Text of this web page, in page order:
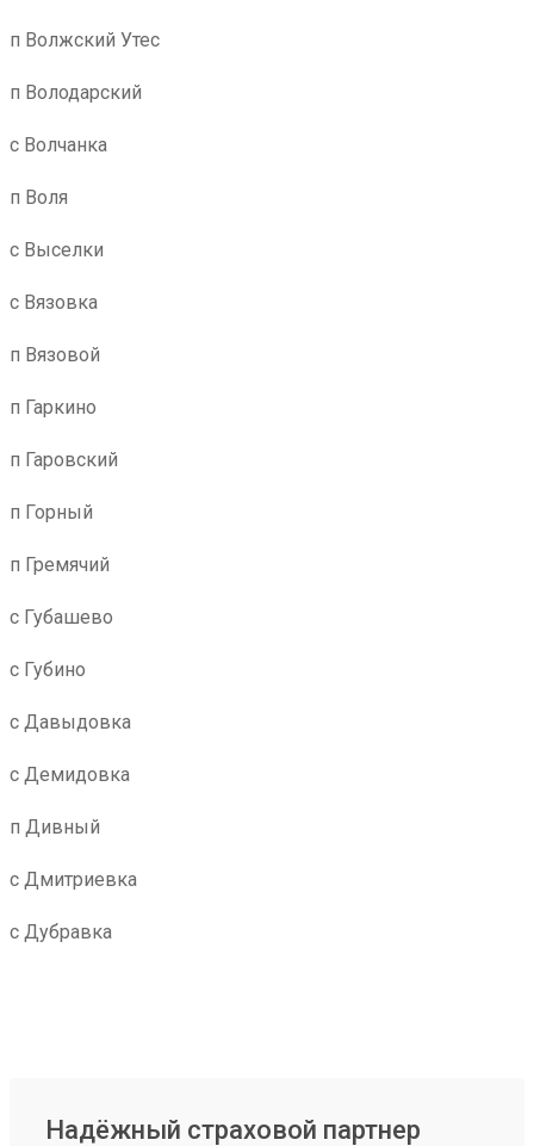
п Волжский Утес
п Володарский
с Волчанка
п Воля
с Выселки
с Вязовка
п Вязовой
п Гаркино
п Гаровский
п Горный
п Гремячий
с Губашево
с Губино
с Давыдовка
с Демидовка
п Дивный
с Дмитриевка
с Дубравка
Надёжный страховой партнер